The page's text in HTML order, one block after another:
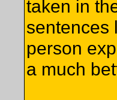
taken in
sentences
person
a much